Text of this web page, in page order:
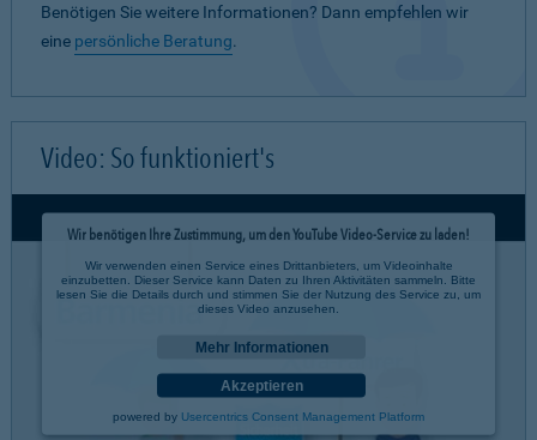
Benötigen Sie weitere Informationen? Dann empfehlen wir
eine persönliche Beratung.
Video: So funktioniert's
Wir benötigen Ihre Zustimmung, um den YouTube Video-Service zu laden!
Wir verwenden einen Service eines Drittanbieters, um Videoinhalte
einzubetten. Dieser Service kann Daten zu Ihren Aktivitäten sammeln. Bitte
lesen Sie die Details durch und stimmen Sie der Nutzung des Service zu, um
dieses Video anzusehen.
Mehr Informationen
Akzeptieren
powered by Usercentrics Consent Management Platform